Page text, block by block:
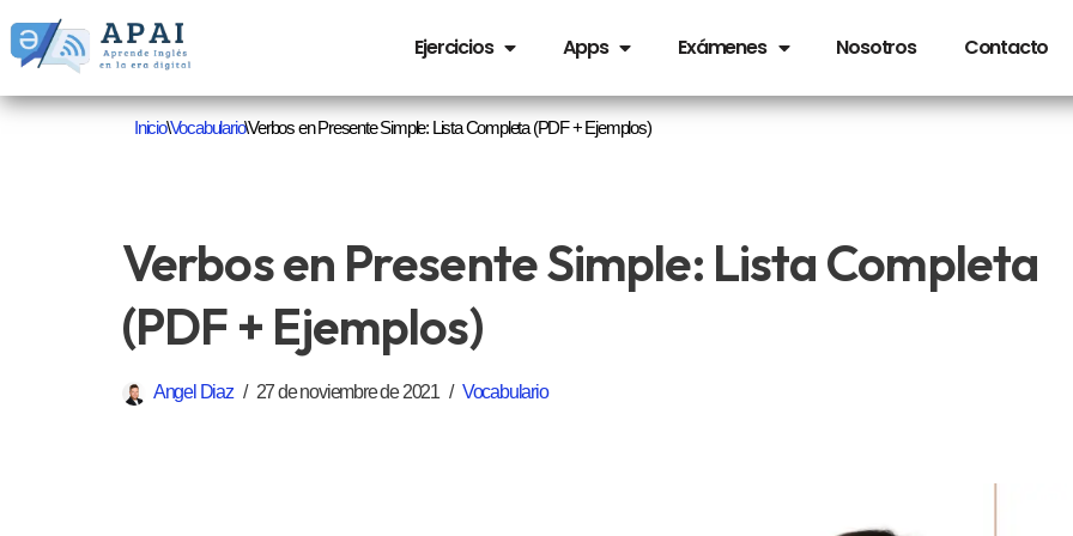
Saltar
al
Ejercicios Apps Exámenes Nosotros Contacto
Inicio\Vocabulario\Verbos en Presente Simple: Lista Completa (PDF + Ejemplos)
Verbos en Presente Simple: Lista Completa
(PDF + Ejemplos)
Angel Diaz 27 de noviembre de 2021 Vocabulario